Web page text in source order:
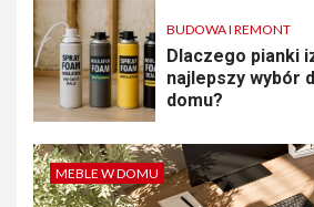
BUDOWA I REMONT
Dlaczego pianki
najlepszy wybór
domu?
MEBLE W DOMU